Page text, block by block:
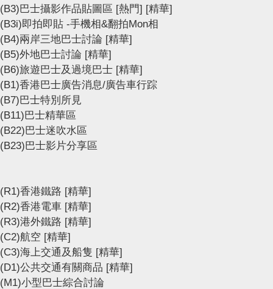
(B3)巴士攝影作品貼圖區 [熱門] [精華]
(B3i)即拍即貼 -手機相&翻拍Mon相
(B4)兩岸三地巴士討論 [精華]
(B5)外地巴士討論 [精華]
(B6)旅遊巴士及過境巴士 [精華]
(B1)香港巴士廣告消息/廣告車行踪
(B7)巴士特別所見
(B11)巴士精華區
(B22)巴士迷吹水區
(B23)巴士影片分享區
(R1)香港鐵路 [精華]
(R2)香港電車 [精華]
(R3)港外鐵路 [精華]
(C2)航空 [精華]
(C3)海上交通及船隻 [精華]
(D1)公共交通有關商品 [精華]
(M1)小型巴士綜合討論